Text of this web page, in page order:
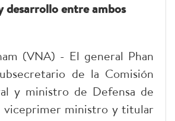
desarrollo entre ambos
(VNA) - El general Phan
de la Comisión
y ministro de Defensa de
viceprimer ministro y titular